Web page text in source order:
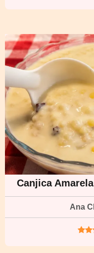
Canjica
Ana